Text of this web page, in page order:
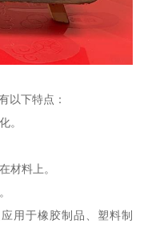
以下特点：
。
材料上。
用于橡胶制品、塑料制